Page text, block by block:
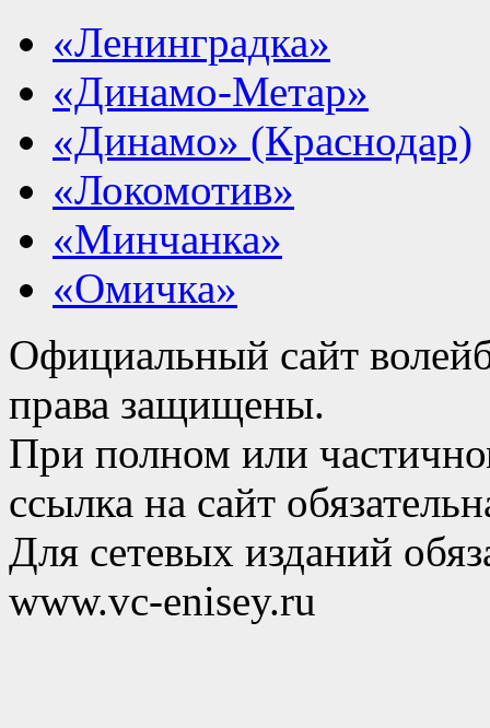
«Ленинградка»
«Динамо-Метар»
«Динамо» (Краснодар)
«Локомотив»
«Минчанка»
«Омичка»
Официальный сайт
права защищены.
При полном или
ссылка на сайт
Для сетевых изданий
www.vc-enisey.ru